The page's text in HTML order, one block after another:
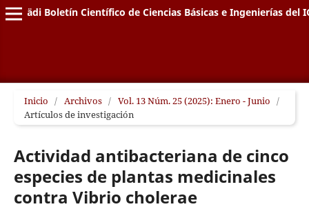
Pädi Boletín Científico de Ciencias Básicas e Ingenierías del
Inicio / Archivos / Vol. 13 Núm. 25 (2025): Enero - Junio /
Artículos de investigación
Actividad antibacteriana de cinco
especies de plantas medicinales
contra Vibrio cholerae